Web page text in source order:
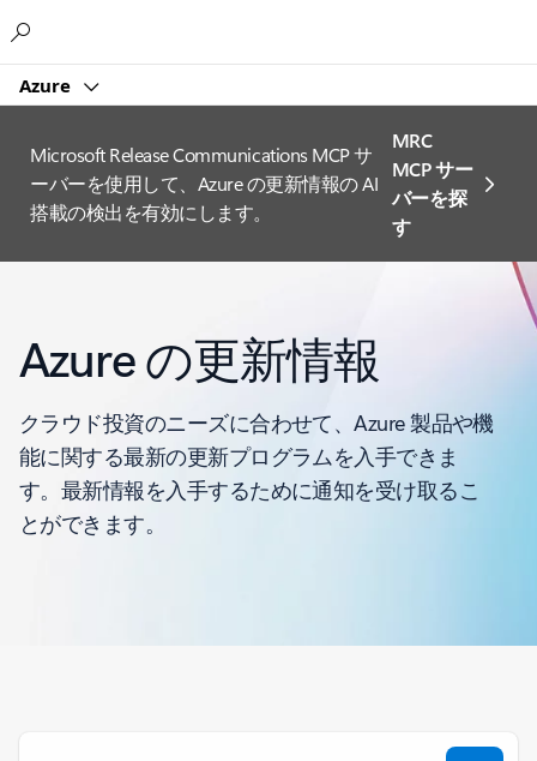
Azure
Microsoft Release Communications MCP サ
ーバーを使用して、Azure の更新情報の AI
搭載の検出を有効にします。
MRC
MCP サー
バーを探
す
Azure の更新情報
クラウド投資のニーズに合わせて、Azure 製品や機
能に関する最新の更新プログラムを入手できま
す。最新情報を入手するために通知を受け取るこ
とができます。